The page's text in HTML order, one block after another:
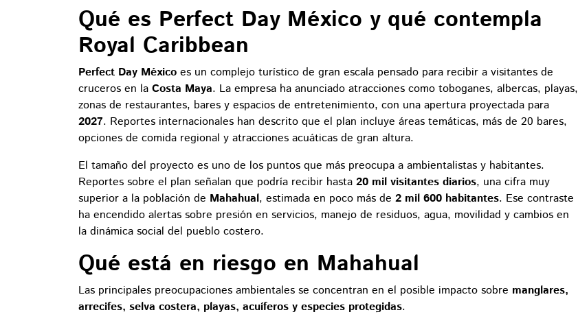
Qué es Perfect Day México y qué contempla
Royal Caribbean
Perfect Day México es un complejo turístico de gran escala pensado para recibir a visitantes de
cruceros en la Costa Maya. La empresa ha anunciado atracciones como toboganes, albercas, playas,
zonas de restaurantes, bares y espacios de entretenimiento, con una apertura proyectada para
2027. Reportes internacionales han descrito que el plan incluye áreas temáticas, más de 20 bares,
opciones de comida regional y atracciones acuáticas de gran altura.
El tamaño del proyecto es uno de los puntos que más preocupa a ambientalistas y habitantes.
Reportes sobre el plan señalan que podría recibir hasta 20 mil visitantes diarios, una cifra muy
superior a la población de Mahahual, estimada en poco más de 2 mil 600 habitantes. Ese contraste
ha encendido alertas sobre presión en servicios, manejo de residuos, agua, movilidad y cambios en
la dinámica social del pueblo costero.
Qué está en riesgo en Mahahual
Las principales preocupaciones ambientales se concentran en el posible impacto sobre manglares,
arrecifes, selva costera, playas, acuíferos y especies protegidas.